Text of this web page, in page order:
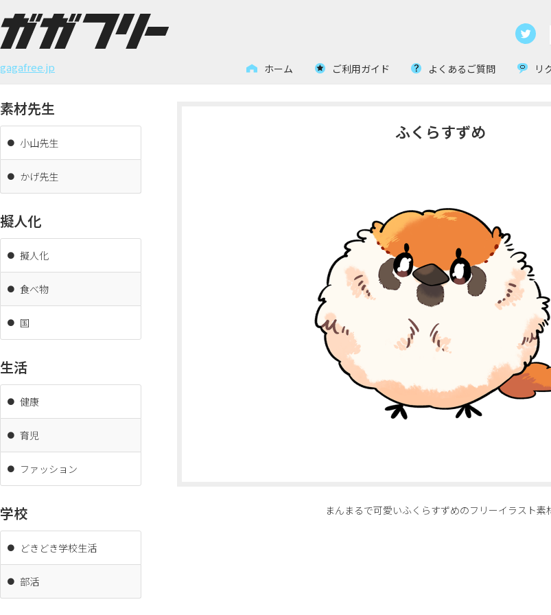
コ
テ
ツ
キ
ッ
プ
gagafree.jp ホーム ご利用ガイド よくあるご質問 リ
素材先生
小山先生
かげ先生
擬人化
擬人化
食べ物
国
生活
健康
育児
ファッション
学校
どきどき学校生活
部活
ふくらすずめ
まんまるで可愛いふくらすずめのフリーイラスト素